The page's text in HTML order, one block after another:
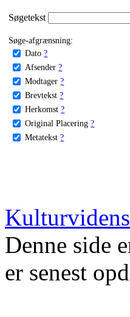
Søgetekst
Søge-afgrænsning:
Dato ?
Afsender ?
Modtager ?
Brevtekst ?
Herkomst ?
Original Placering ?
Metatekst ?
Denne side
er senest